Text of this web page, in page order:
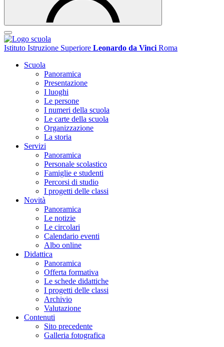
Istituto Istruzione Superiore Leonardo da Vinci Roma
Scuola
Panoramica
Presentazione
I luoghi
Le persone
I numeri della scuola
Le carte della scuola
Organizzazione
La storia
Servizi
Panoramica
Personale scolastico
Famiglie e studenti
Percorsi di studio
I progetti delle classi
Novità
Panoramica
Le notizie
Le circolari
Calendario eventi
Albo online
Didattica
Panoramica
Offerta formativa
Le schede didattiche
I progetti delle classi
Archivio
Valutazione
Contenuti
Sito precedente
Galleria fotografica